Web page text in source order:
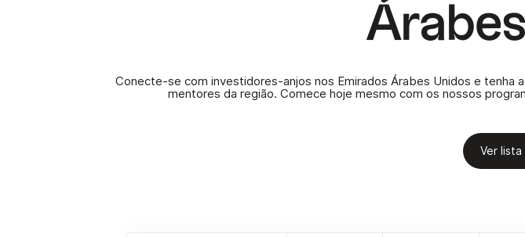
Conecte-se com investidores-anjos nos Emirados Árabes Unidos e tenha
mentores da região. Comece hoje mesmo com os nossos
Ver